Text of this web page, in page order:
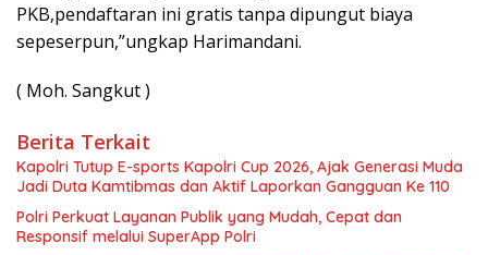
PKB,pendaftaran ini gratis tanpa dipungut biaya
sepeserpun,”ungkap Harimandani.
( Moh. Sangkut )
Berita Terkait
Kapolri Tutup E-sports Kapolri Cup 2026, Ajak Generasi Muda
Jadi Duta Kamtibmas dan Aktif Laporkan Gangguan Ke 110
Polri Perkuat Layanan Publik yang Mudah, Cepat dan
Responsif melalui SuperApp Polri